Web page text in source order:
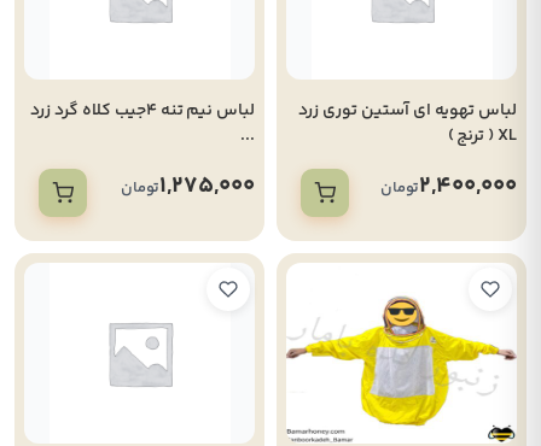
لباس تهویه ای آستین توری زرد
XL ( ترنج )
2,400,000تومان
لباس نیم تنه 4جیب کلاه گرد زرد
...
1,275,000تومان